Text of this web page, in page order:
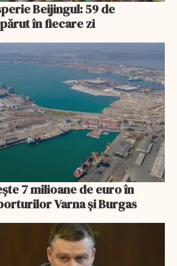
Beijingul: 59 de
în fiecare zi
7 milioane de euro în
Varna și Burgas